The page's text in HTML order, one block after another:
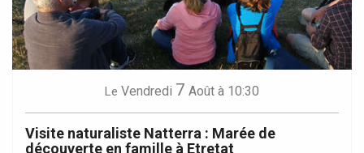
Le Vendredi 7 Août à 10:30
Visite naturaliste Natterra : Marée de
découverte en famille à Etretat